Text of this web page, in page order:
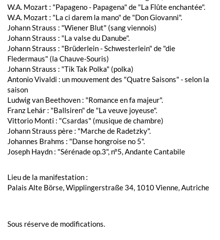
W.A. Mozart : "Papageno - Papagena" de "La Flûte enchantée".
W.A. Mozart : "La ci darem la mano" de "Don Giovanni".
Johann Strauss : "Wiener Blut" (sang viennois)
Johann Strauss : "La valse du Danube".
Johann Strauss : "Brüderlein - Schwesterlein" de "die
Fledermaus" (la Chauve-Souris)
Johann Strauss : "Tik Tak Polka" (polka)
Antonio Vivaldi : un mouvement des "Quatre Saisons" - selon la
saison
Ludwig van Beethoven : "Romance en fa majeur".
Franz Lehár : "Ballsiren" de "La veuve joyeuse".
Vittorio Monti : "Csardas" (musique de chambre)
Johann Strauss père : "Marche de Radetzky".
Johannes Brahms : "Danse hongroise no 5".
Joseph Haydn : "Sérénade op.3", n°5, Andante Cantabile
Lieu de la manifestation :
Palais Alte Börse, Wipplingerstraße 34, 1010 Vienne, Autriche
Sous réserve de modifications.